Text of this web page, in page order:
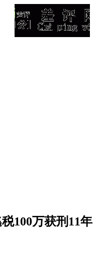
100万获刑11年